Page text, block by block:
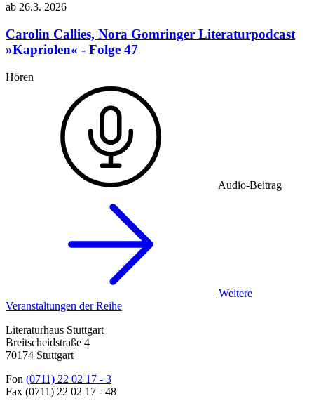
ab 26.3. 2026
Carolin Callies, Nora Gomringer Literaturpodcast
»Kapriolen« - Folge 47
Hören
Audio-Beitrag
Weitere
Veranstaltungen der Reihe
Literaturhaus Stuttgart
Breitscheidstraße 4
70174 Stuttgart
Fon (0711) 22 02 17 - 3
Fax (0711) 22 02 17 - 48